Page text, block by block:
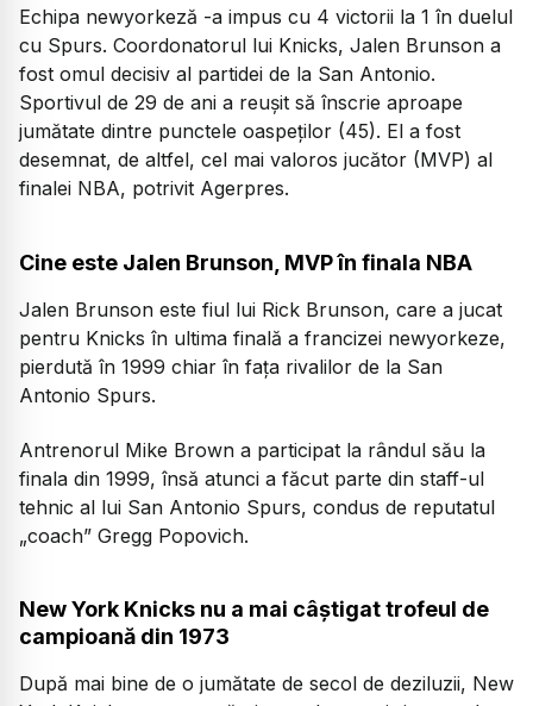
Echipa newyorkeză -a impus cu 4 victorii la 1 în duelul
cu Spurs. Coordonatorul lui Knicks, Jalen Brunson a
fost omul decisiv al partidei de la San Antonio.
Sportivul de 29 de ani a reușit să înscrie aproape
jumătate dintre punctele oaspeților (45). El a fost
desemnat, de altfel, cel mai valoros jucător (MVP) al
finalei NBA, potrivit Agerpres.
Cine este Jalen Brunson, MVP în finala NBA
Jalen Brunson este fiul lui Rick Brunson, care a jucat
pentru Knicks în ultima finală a francizei newyorkeze,
pierdută în 1999 chiar în fața rivalilor de la San
Antonio Spurs.
Antrenorul Mike Brown a participat la rândul său la
finala din 1999, însă atunci a făcut parte din staff-ul
tehnic al lui San Antonio Spurs, condus de reputatul
„coach” Gregg Popovich.
New York Knicks nu a mai câștigat trofeul de
campioană din 1973
După mai bine de o jumătate de secol de deziluzii, New